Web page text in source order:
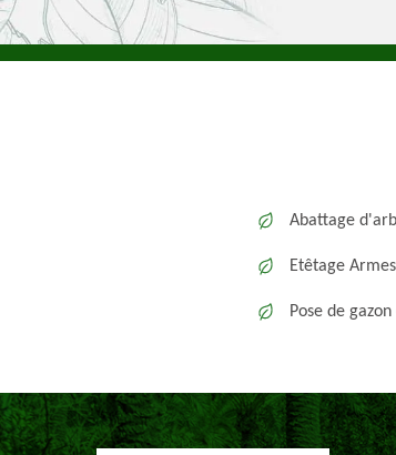
Abattage
Etêtage Armes
Pose de